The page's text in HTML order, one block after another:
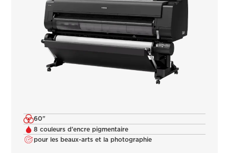
60"
8 couleurs d'encre pigmentaire
pour les beaux-arts et la photographie